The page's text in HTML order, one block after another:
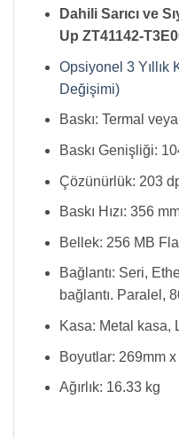
Dahili Sarıcı ve
Up ZT41142-
Opsiyonel 3 Yıllık
Değişimi)
Baskı: Termal
Baskı Genişliği:
Çözünürlük: 203
Baskı Hızı: 356
Bellek: 256 MB
Bağlantı: Seri,
bağlantı. Paralel,
Kasa: Metal kasa,
Boyutlar: 269mm
Ağırlık: 16.33 kg